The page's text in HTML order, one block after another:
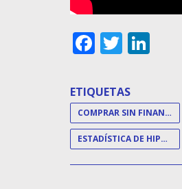
Facebook
Twitter
ETIQUETAS
COMPRAR SIN FINANCIACIÓN
ESTADÍSTICA DE HIPOTECAS